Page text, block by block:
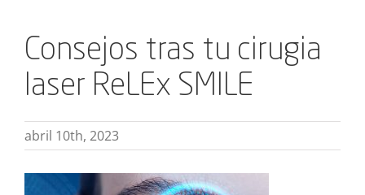
Consejos tras tu cirugia
laser ReLEx SMILE
abril 10th, 2023